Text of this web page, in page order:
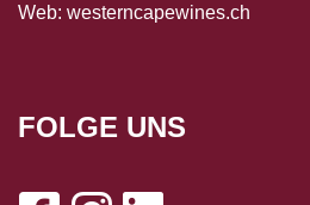
Web: westerncapewines.ch
FOLGE UNS